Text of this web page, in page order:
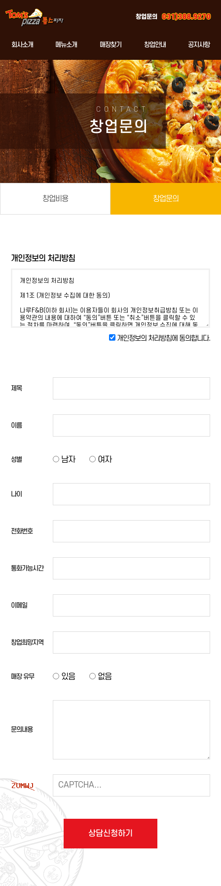
회사소개 메뉴소개 매장찾기 창업안내 공지사항
창업문의
CONTACT
창업문의
창업비용 창업문의
개인정보의 처리방침
개인정보의 처리방침에 동의합니다.
제목
이름
성별 남자 여자
나이
전화번호
통화가능시간
이메일
창업희망지역
매장 유무 있음 없음
문의내용
상담신청하기